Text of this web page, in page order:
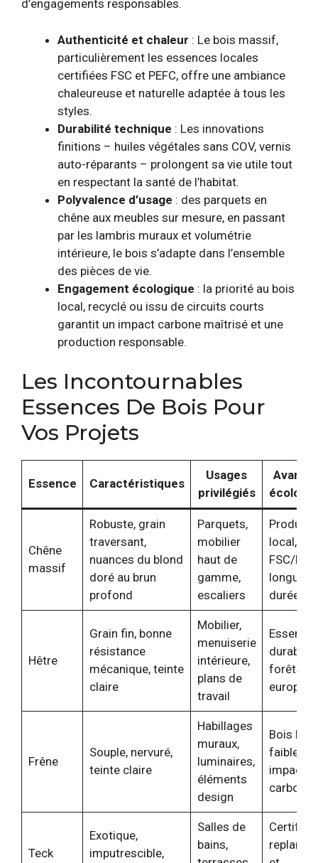
d’engagements responsables.
Authenticité et chaleur : Le bois massif,
particulièrement les essences locales
certifiées FSC et PEFC, offre une ambiance
chaleureuse et naturelle adaptée à tous les
styles.
Durabilité technique : Les innovations
finitions – huiles végétales sans COV, vernis
auto-réparants – prolongent sa vie utile tout
en respectant la santé de l’habitat.
Polyvalence d’usage : des parquets en
chêne aux meubles sur mesure, en passant
par les lambris muraux et volumétrie
intérieure, le bois s’adapte dans l’ensemble
des pièces de vie.
Engagement écologique : la priorité au bois
local, recyclé ou issu de circuits courts
garantit un impact carbone maîtrisé et une
production responsable.
Les Incontournables
Essences De Bois Pour
Vos Projets
Essence Caractéristiques
Usages
privilégiés
Chêne
massif
Robuste, grain
traversant,
nuances du blond
doré au brun
profond
Parquets,
mobilier
haut de
gamme,
escaliers
Produit
local,
FSC/
longue
durée de
Hêtre
Grain fin, bonne
résistance
mécanique, teinte
claire
Mobilier,
menuiserie
intérieure,
plans de
travail
Essence
durable
forêts
Frêne
Souple, nervuré,
teinte claire
Habillages
muraux,
luminaires,
éléments
design
Bois
faible
impact
carbone
Teck
Exotique,
imputrescible,
Salles de
bains,
Certifié